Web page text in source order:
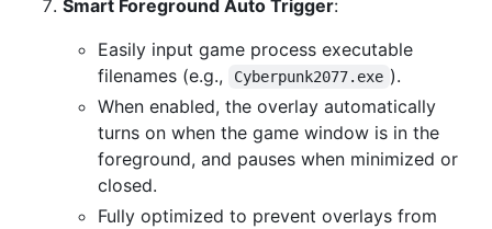
Smart Foreground Auto Trigger:
Easily input game process executable
filenames (e.g.,
Cyberpunk2077.exe ).
When enabled, the overlay automatically
turns on when the game window is in the
foreground, and pauses when minimized or
closed.
Fully optimized to prevent overlays from